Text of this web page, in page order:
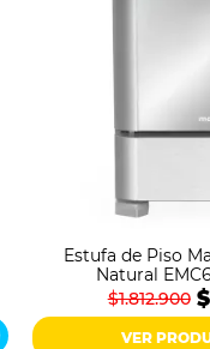
Estufa de Piso
Natural
$1.812.900
VER